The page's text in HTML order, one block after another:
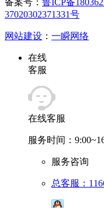
备案号： 鲁ICP备
37020302371331号
网站建设 ： 一瞬网络
在线
客服
在线客服
服务时间：
服务咨询
总客服：